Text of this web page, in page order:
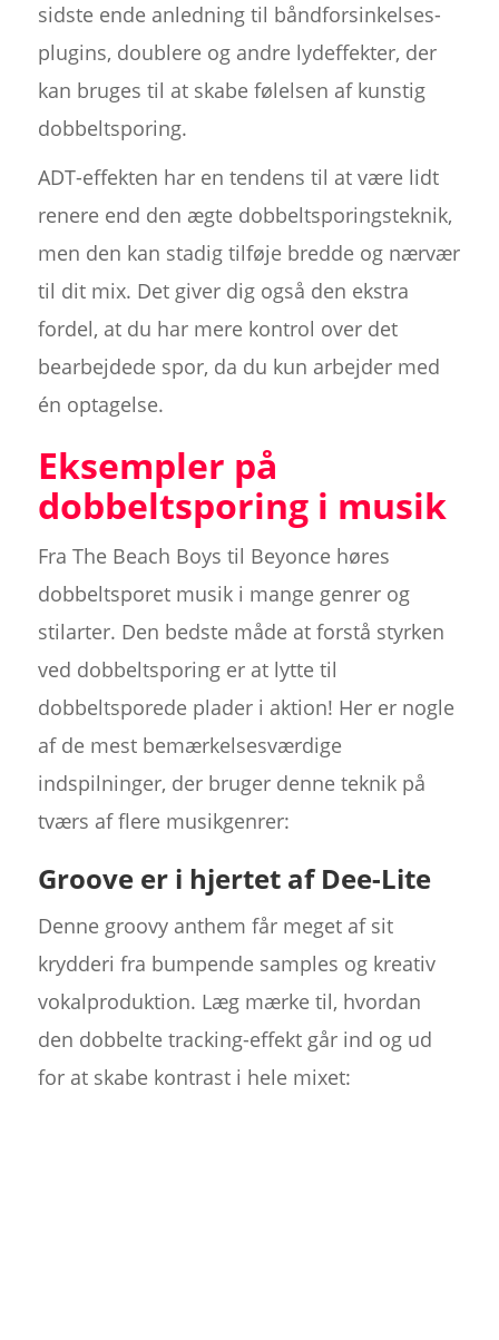
sidste ende anledning til båndforsinkelses-
plugins, doublere og andre lydeffekter, der
kan bruges til at skabe følelsen af kunstig
dobbeltsporing.
ADT-effekten har en tendens til at være lidt
renere end den ægte dobbeltsporingsteknik,
men den kan stadig tilføje bredde og nærvær
til dit mix. Det giver dig også den ekstra
fordel, at du har mere kontrol over det
bearbejdede spor, da du kun arbejder med
én optagelse.
Eksempler på
dobbeltsporing i musik
Fra The Beach Boys til Beyonce høres
dobbeltsporet musik i mange genrer og
stilarter. Den bedste måde at forstå styrken
ved dobbeltsporing er at lytte til
dobbeltsporede plader i aktion! Her er nogle
af de mest bemærkelsesværdige
indspilninger, der bruger denne teknik på
tværs af flere musikgenrer:
Groove er i hjertet af Dee-Lite
Denne groovy anthem får meget af sit
krydderi fra bumpende samples og kreativ
vokalproduktion. Læg mærke til, hvordan
den dobbelte tracking-effekt går ind og ud
for at skabe kontrast i hele mixet: